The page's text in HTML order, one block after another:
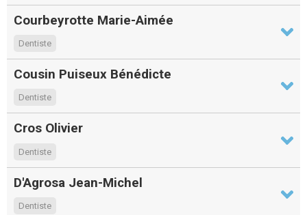
Courbeyrotte Marie-Aimée
Dentiste
Cousin Puiseux Bénédicte
Dentiste
Cros Olivier
Dentiste
D'Agrosa Jean-Michel
Dentiste